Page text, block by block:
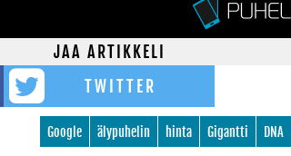
JAA ARTIKKELI
TWITTER
DNA
Gigantti
hinta
älypuhelin
Google